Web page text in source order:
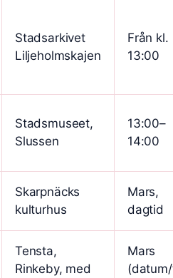
Stadsarkivet
Liljeholmskajen
Från kl.
13:00
Stadsmuseet,
Slussen
13:00–
14:00
Skarpnäcks
kulturhus
Mars,
dagtid
Tensta,
Rinkeby, med
Mars